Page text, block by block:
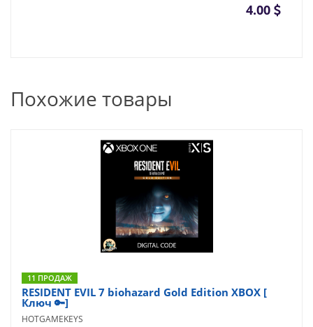
4.00
Похожие товары
11 ПРОДАЖ
RESIDENT EVIL 7 biohazard Gold Edition XBOX [
Ключ 🔑]
HOTGAMEKEYS